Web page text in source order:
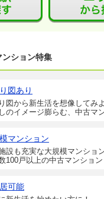
ション特集
図あり
図から新生活を想像してみ
のイメージ膨らむ、中古マ
マンション
設も充実な大規模マンショ
100戸以上の中古マンション
可能